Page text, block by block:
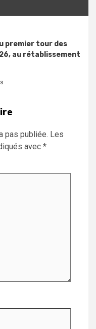
premier tour des
au rétablissement
pas publiée. Les
avec *